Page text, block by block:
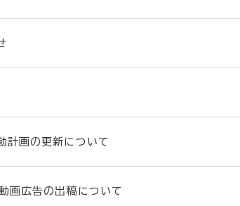
計画の更新について
画広告の出稿について